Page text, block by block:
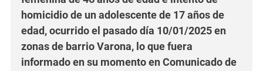
homicidio de un adolescente de 17 años de
edad, ocurrido el pasado día 10/01/2025 en
zonas de barrio Varona, lo que fuera
informado en su momento en Comunicado de